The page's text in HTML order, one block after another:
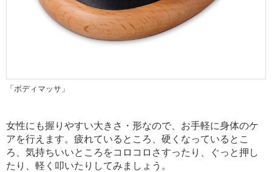
「ボディマッサ」
女性にも握りやすい大きさ・形なので、お手軽に身体のケ
アを行えます。疲れているところ、硬くなっているとこ
ろ、気持ちいいところをコロコロさすったり、
ぐっと押し
たり、軽く叩いたりしてみましょう。